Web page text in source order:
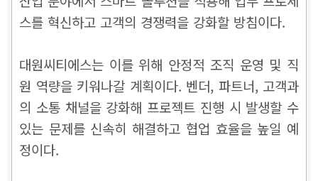
스를 혁신하고 고객의 경쟁력을 강화할 방침이다.
대원씨티에스는 이를 위해 안정적 조직 운영 및 직
원 역량을 키워나갈 계획이다. 벤더, 파트너, 고객과
의 소통 채널을 강화해 프로젝트 진행 시 발생할 수
있는 문제를 신속히 해결하고 협업 효율을 높일 예
정이다.